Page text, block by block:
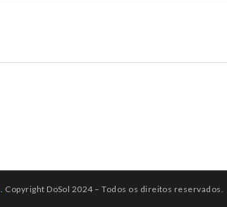
. Copyright DoSol 2024 – Todos os direitos reservados.